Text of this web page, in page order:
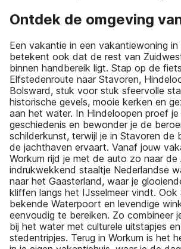
Ontdek de omgeving
Een vakantie in een vakantiewoning in
betekent ook dat de rest van
binnen handbereik ligt. Stap op de
Elfstedenroute naar Stavoren,
Bolsward, stuk voor stuk sfeervolle
historische gevels, mooie kerken en
aan het water. In Hindeloopen proef je
geschiedenis en bewonder je de
schilderkunst, terwijl je in Stavoren de
de jachthaven ervaart. Vanaf jouw
Workum rijd je met de auto zo naar de
indrukwekkend staaltje Nederlandse
naar het Gaasterland, waar je
kliffen langs het IJsselmeer vindt. Ook
bekende Waterpoort en levendige
eenvoudig te bereiken. Zo combineer
bij het water met culturele uitstapjes
stedentripjes. Terug in Workum is het